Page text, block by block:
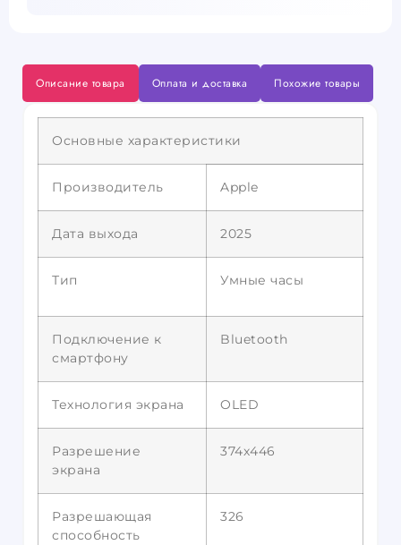
Описание товара Оплата и доставка Похожие товары
Основные характеристики
Производитель Apple
Дата выхода 2025
Тип Умные часы
Подключение к
смартфону
Bluetooth
Технология экрана OLED
Разрешение
экрана
374х446
Разрешающая
способность
326